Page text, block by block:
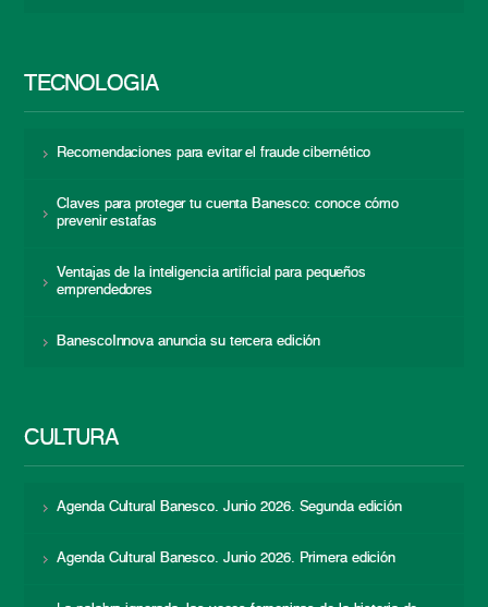
TECNOLOGÍA
Recomendaciones para evitar el fraude cibernético
Claves para proteger tu cuenta Banesco: conoce cómo
prevenir estafas
Ventajas de la inteligencia artificial para pequeños
emprendedores
BanescoInnova anuncia su tercera edición
CULTURA
Agenda Cultural Banesco. Junio 2026. Segunda edición
Agenda Cultural Banesco. Junio 2026. Primera edición